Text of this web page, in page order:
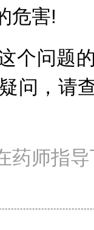
危害!
问题
问，请
药师指导